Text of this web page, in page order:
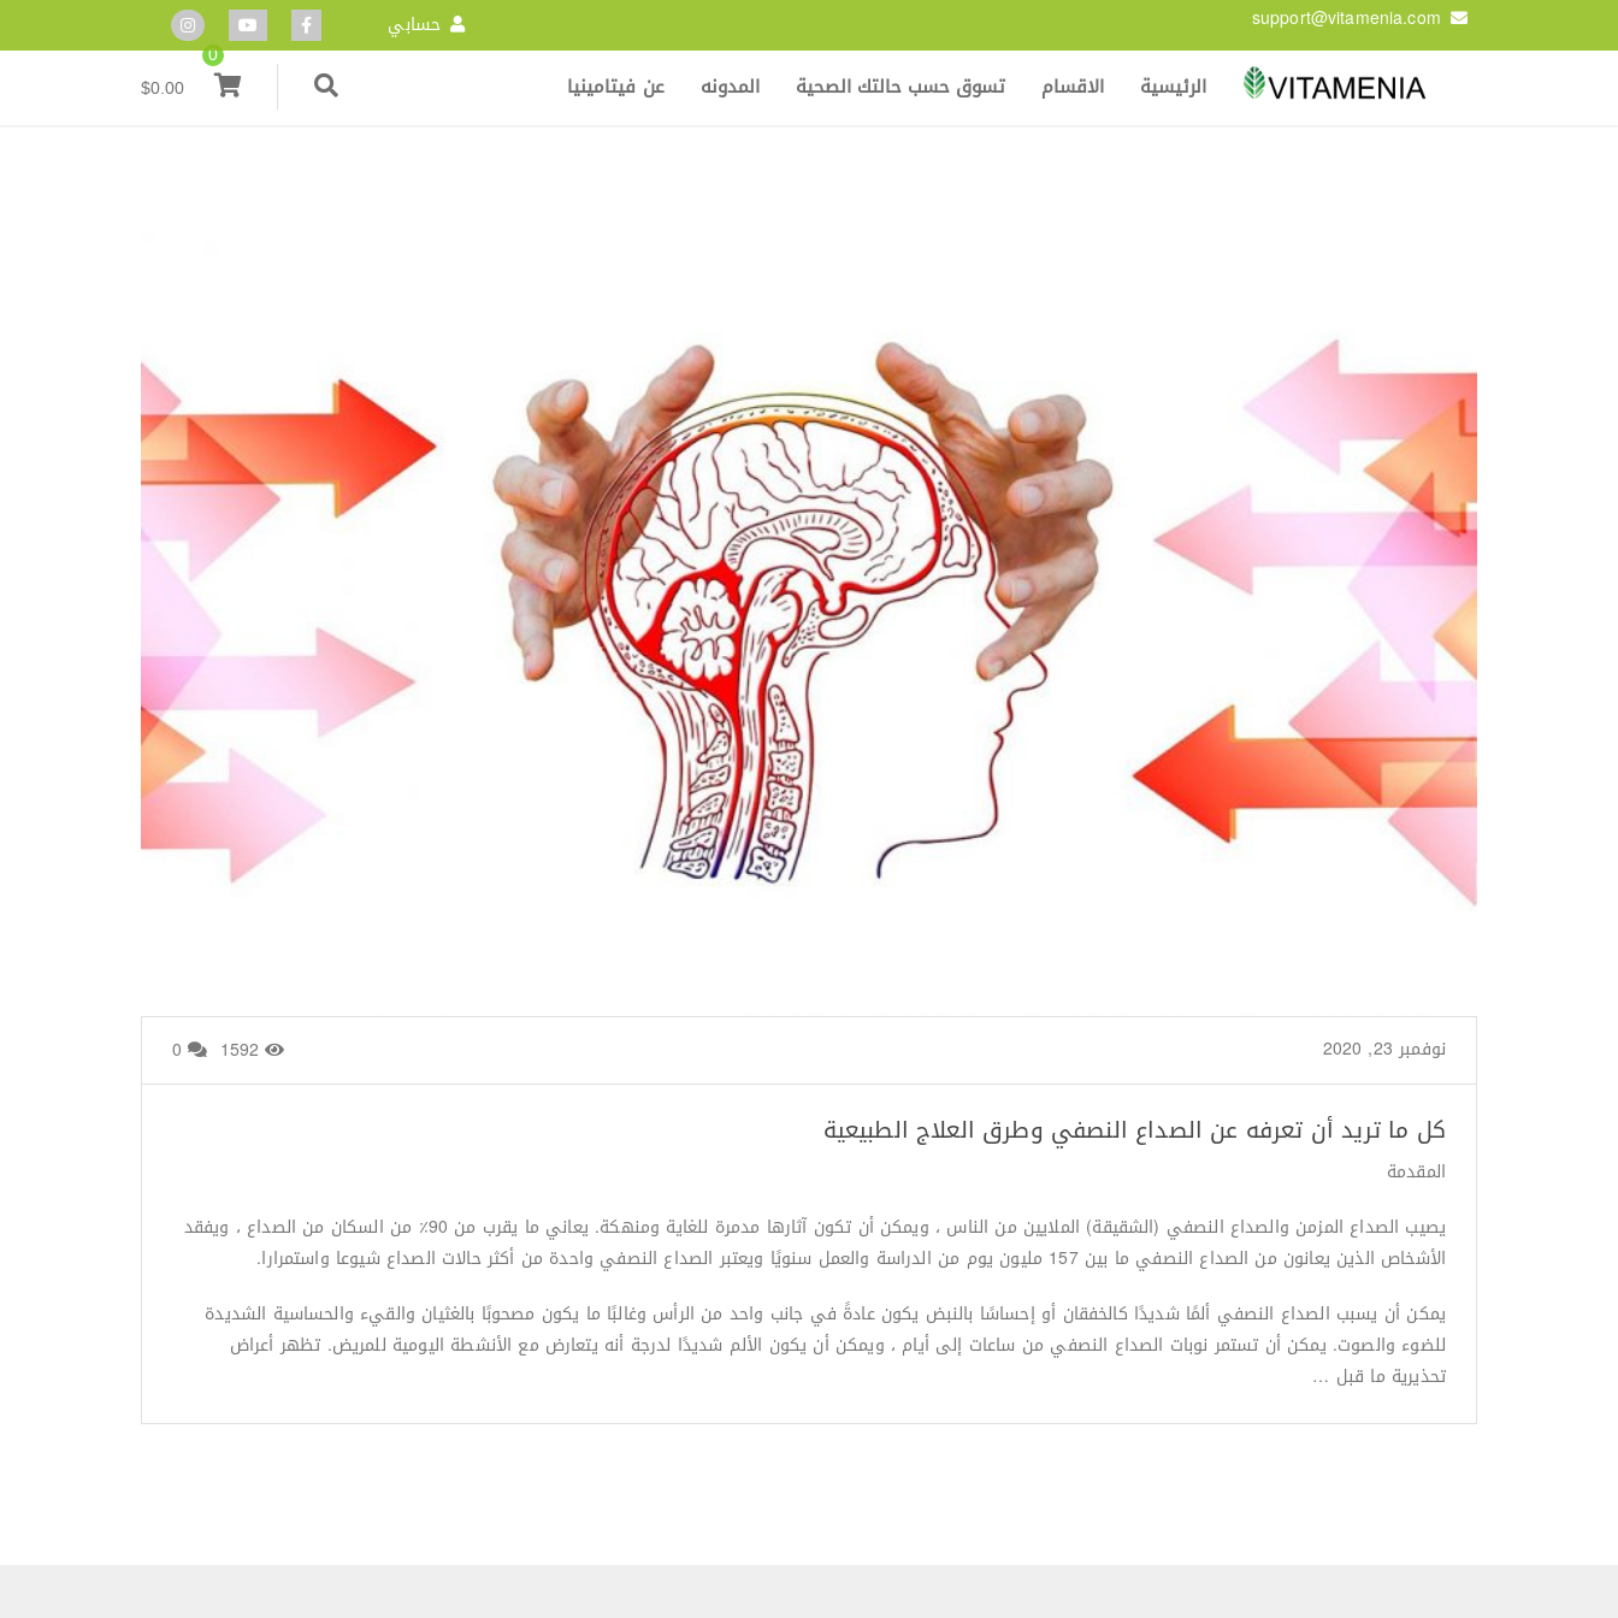
support@vitamenia.com حسابي
الرئيسية الاقسام تسوق حسب حالتك الصحية المدونه عن فيتامينيا
0
$0.00
نوفمبر 23, 2020 1592
0
كل ما تريد أن تعرفه عن الصداع النصفي وطرق العلاج الطبيعية
المقدمة
يصيب الصداع المزمن والصداع النصفي (الشقيقة) الملايين من الناس ، ويمكن أن تكون آثارها مدمرة للغاية ومنهكة. يعاني ما يقرب من 90٪ من السكان من الصداع ، ويفقد
الأشخاص الذين يعانون من الصداع النصفي ما بين 157 مليون يوم من الدراسة والعمل سنويًا ويعتبر الصداع النصفي واحدة من أكثر حالات الصداع شيوعا واستمرارا.
يمكن أن يسبب الصداع النصفي ألمًا شديدًا كالخفقان أو إحساسًا بالنبض يكون عادةً في جانب واحد من الرأس وغالبًا ما يكون مصحوبًا بالغثيان والقيء والحساسية الشديدة
للضوء والصوت. يمكن أن تستمر نوبات الصداع النصفي من ساعات إلى أيام ، ويمكن أن يكون الألم شديدًا لدرجة أنه يتعارض مع الأنشطة اليومية للمريض. تظهر أعراض
تحذيرية ما قبل …